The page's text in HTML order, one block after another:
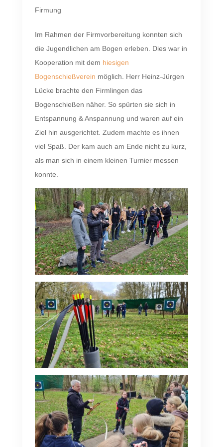
Firmung
Im Rahmen der Firmvorbereitung konnten sich
die Jugendlichen am Bogen erleben. Dies war in
Kooperation mit dem hiesigen
Bogenschießverein möglich. Herr Heinz-Jürgen
Lücke brachte den Firmlingen das
Bogenschießen näher. So spürten sie sich in
Entspannung & Anspannung und waren auf ein
Ziel hin ausgerichtet. Zudem machte es ihnen
viel Spaß. Der kam auch am Ende nicht zu kurz,
als man sich in einem kleinen Turnier messen
konnte.